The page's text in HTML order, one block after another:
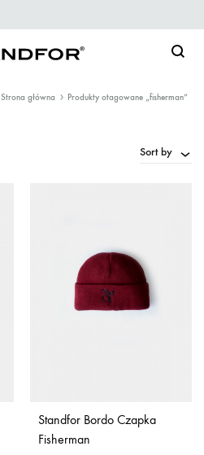
Strona główna Produkty otagowane „fisherman”
Sort by
Standfor Bordo Czapka
Fisherman